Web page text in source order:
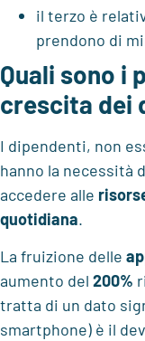
il terzo è
prendono di
Quali sono i
crescita dei
I dipendenti, non
hanno la necessità
accedere alle
quotidiana.
La fruizione delle
aumento del 200%
tratta di un dato
smartphone) è il